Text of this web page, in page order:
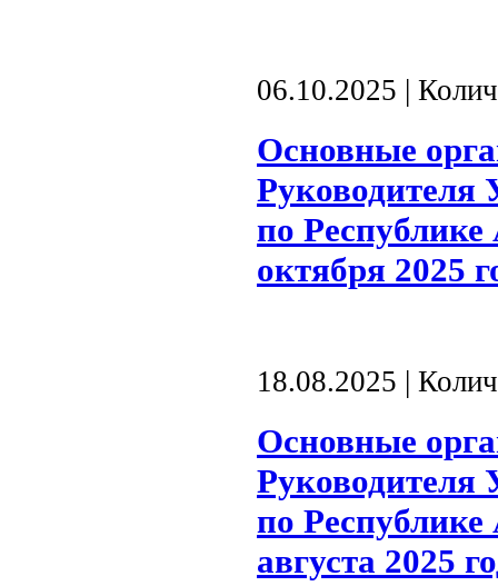
06.10.2025 |
Основные
Руководителя
по Республике
октября 2025
18.08.2025 |
Основные
Руководителя
по Республике
августа 2025